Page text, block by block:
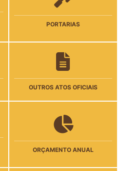
PORTARIAS
OUTROS ATOS OFICIAIS
ORÇAMENTO ANUAL